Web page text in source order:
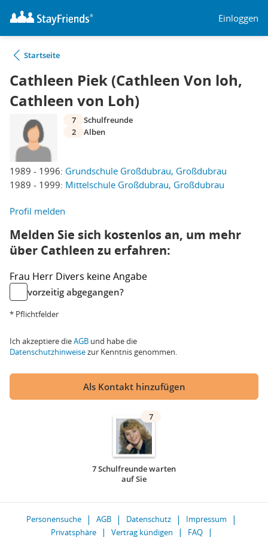
Einloggen
Startseite
Cathleen Piek (Cathleen Von loh,
Cathleen von Loh)
1989 - 1996: Grundschule Großdubrau, Großdubrau
1989 - 1999: Mittelschule Großdubrau, Großdubrau
7
Schulfreunde
2
Alben
Profil melden
Melden Sie sich kostenlos an, um mehr
über Cathleen zu erfahren:
Frau Herr Divers keine Angabe
vorzeitig abgegangen?
* Pflichtfelder
Ich akzeptiere dieAGB und habe die
Datenschutzhinweisezur Kenntnis genommen.
Als Kontakt hinzufügen
7
7 Schulfreunde warten
auf Sie
Personensuche AGB Datenschutz
Impressum
Privatsphäre
Vertrag kündigen FAQ